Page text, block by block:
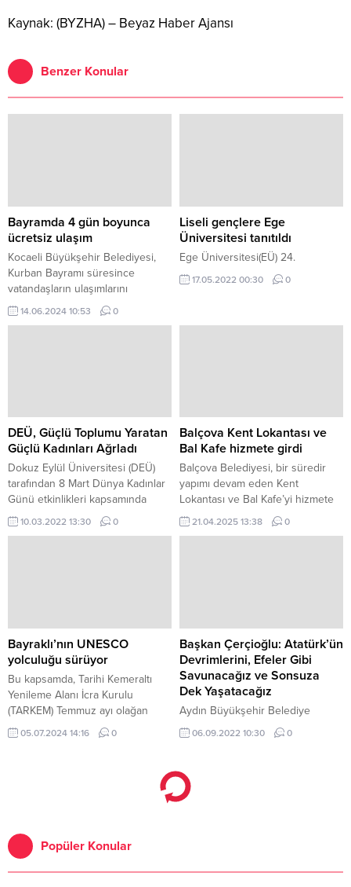
Kaynak: (BYZHA) – Beyaz Haber Ajansı
Benzer Konular
Bayramda 4 gün boyunca
ücretsiz ulaşım
Kocaeli Büyükşehir Belediyesi,
Kurban Bayramı süresince
vatandaşların ulaşımlarını
sorunsuz bir şekilde sağlamak
amacıyla ücretsiz ulaşım hizmeti
14.06.2024 10:53 0
Liseli gençlere Ege
Üniversitesi tanıtıldı
Ege Üniversitesi(EÜ) 24.
17.05.2022 00:30 0
DEÜ, Güçlü Toplumu Yaratan
Güçlü Kadınları Ağrladı
Dokuz Eylül Üniversitesi (DEÜ)
tarafından 8 Mart Dünya Kadınlar
Günü etkinlikleri kapsamında
Güçlü Kadın Güçlü Toplum paneli
gerçekleştirildi.
10.03.2022 13:30 0
Balçova Kent Lokantası ve
Bal Kafe hizmete girdi
Balçova Belediyesi, bir süredir
yapımı devam eden Kent
Lokantası ve Bal Kafe’yi hizmete
açtı.21.04.2025 13:38 0
Bayraklı’nın UNESCO
yolculuğu sürüyor
Bu kapsamda, Tarihi Kemeraltı
Yenileme Alanı İcra Kurulu
(TARKEM) Temmuz ayı olağan
toplantısı Bayraklı Belediyesi'nin
ev sahipliğinde gerçekleştirildi.
05.07.2024 14:16 0
Başkan Çerçioğlu: Atatürk’ün
Devrimlerini, Efeler Gibi
Savunacağız ve Sonsuza
Dek Yaşatacağız
Aydın Büyükşehir Belediye
Başkanı Özlem Çerçioğlu,
Aydın’ın düşman işgalinden
06.09.2022 10:30 0
Popüler Konular